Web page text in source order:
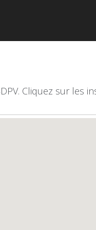
Cliquez sur les